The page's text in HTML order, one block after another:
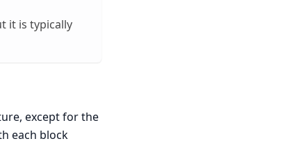
it is typically
except for the
each block